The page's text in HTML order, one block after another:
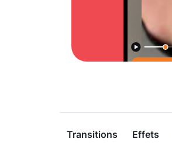
Transitions Effets